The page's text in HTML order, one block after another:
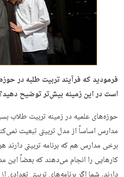
فرمودید که فرآیند تربیت طلبه در
است در این زمینه بیش‌تر توضیح
حوزه‌های علمیه در زمینه تربیت طلاب
مدارس اساساً از مدل تربیتی تبعیت
برخی مدارس هم که برنامه تربیتی
کارهایی را انجام می‌دهند که بعضاً این